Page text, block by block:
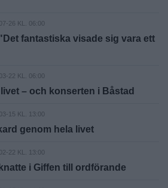
26 KL. 06:00
fantastiska visade sig vara ett
22 KL. 06:00
– och konserten i Båstad
15 KL. 13:00
genom hela livet
22 KL. 13:00
i Giffen till ordförande